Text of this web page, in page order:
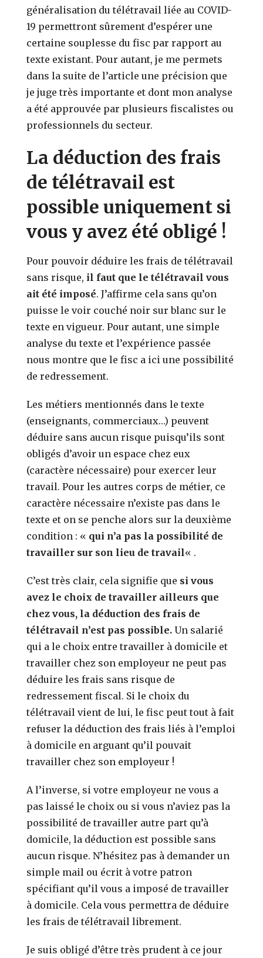
généralisation du télétravail liée au COVID-
19 permettront sûrement d’espérer une
certaine souplesse du fisc par rapport au
texte existant. Pour autant, je me permets
dans la suite de l’article une précision que
je juge très importante et dont mon analyse
a été approuvée par plusieurs fiscalistes ou
professionnels du secteur.
La déduction des frais
de télétravail est
possible uniquement si
vous y avez été obligé !
Pour pouvoir déduire les frais de télétravail
sans risque, il faut que le télétravail vous
ait été imposé. J’affirme cela sans qu’on
puisse le voir couché noir sur blanc sur le
texte en vigueur. Pour autant, une simple
analyse du texte et l’expérience passée
nous montre que le fisc a ici une possibilité
de redressement.
Les métiers mentionnés dans le texte
(enseignants, commerciaux…) peuvent
déduire sans aucun risque puisqu’ils sont
obligés d’avoir un espace chez eux
(caractère nécessaire) pour exercer leur
travail. Pour les autres corps de métier, ce
caractère nécessaire n’existe pas dans le
texte et on se penche alors sur la deuxième
condition : « qui n’a pas la possibilité de
travailler sur son lieu de travail« .
C’est très clair, cela signifie que si vous
avez le choix de travailler ailleurs que
chez vous, la déduction des frais de
télétravail n’est pas possible. Un salarié
qui a le choix entre travailler à domicile et
travailler chez son employeur ne peut pas
déduire les frais sans risque de
redressement fiscal. Si le choix du
télétravail vient de lui, le fisc peut tout à fait
refuser la déduction des frais liés à l’emploi
à domicile en arguant qu’il pouvait
travailler chez son employeur !
A l’inverse, si votre employeur ne vous a
pas laissé le choix ou si vous n’aviez pas la
possibilité de travailler autre part qu’à
domicile, la déduction est possible sans
aucun risque. N’hésitez pas à demander un
simple mail ou écrit à votre patron
spécifiant qu’il vous a imposé de travailler
à domicile. Cela vous permettra de déduire
les frais de télétravail librement.
Je suis obligé d’être très prudent à ce jour